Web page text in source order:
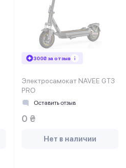
300₴ за отзыв
Электросамокат NAVEE GT3
PRO
Оставить отзыв
0 ₴
Нет в наличии